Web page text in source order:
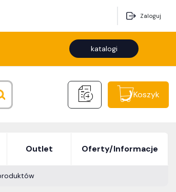
Zaloguj
katalogi
Koszyk
Outlet Oferty/Informacje